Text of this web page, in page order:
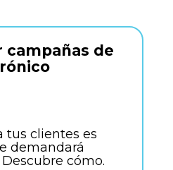
campañas de
tus clientes es
demandará
cómo.